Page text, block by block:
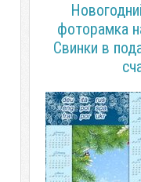
фоторамка
Свинки в